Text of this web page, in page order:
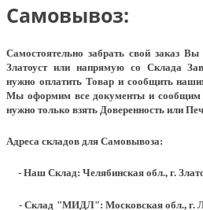
Самовывоз:
Самостоятельно забрать свой заказ
Златоуст или напрямую со Склада
нужно оплатить Товар и сообщить
Мы оформим все документы и сообщим
нужно только взять Доверенность или
Адреса складов для Самовывоза:
- Наш Склад: Челябинская обл., г.
- Склад "МИДЛ": Московская обл., г.